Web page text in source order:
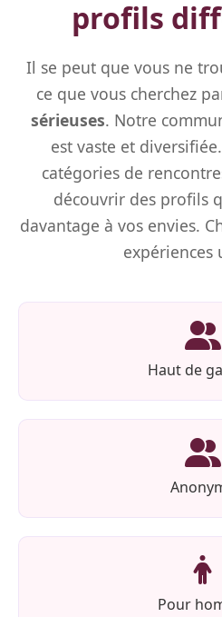
profils
Il se peut que vous ne
ce que vous cherchez
sérieuses. Notre
est vaste et
catégories de
découvrir des profils
davantage à vos envies.
expériences
Haut de
Pour